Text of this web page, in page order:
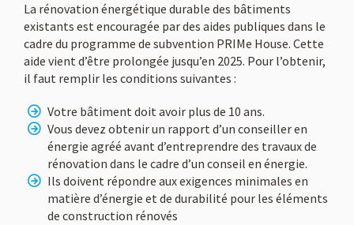
La rénovation énergétique durable des bâtiments
existants est encouragée par des aides publiques dans le
cadre du programme de subvention PRIMe House. Cette
aide vient d’être prolongée jusqu’en 2025. Pour l’obtenir,
il faut remplir les conditions suivantes :
Votre bâtiment doit avoir plus de 10 ans.
Vous devez obtenir un rapport d’un conseiller en
énergie agréé avant d’entreprendre des travaux de
rénovation dans le cadre d’un conseil en énergie.
Ils doivent répondre aux exigences minimales en
matière d’énergie et de durabilité pour les éléments
de construction rénovés